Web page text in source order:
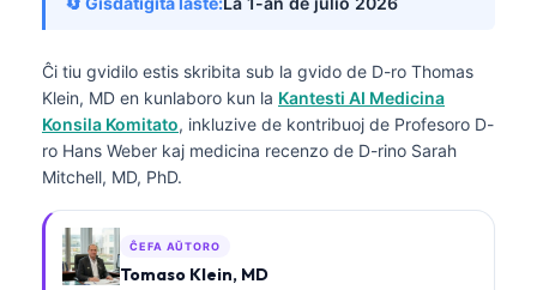
Ĉi tiu gvidilo estis skribita sub la gvido de D-ro Thomas
Klein, MD en kunlaboro kun la Kantesti AI Medicina
Konsila Komitato, inkluzive de kontribuoj de Profesoro D-
ro Hans Weber kaj medicina recenzo de D-rino Sarah
Mitchell, MD, PhD.
ĈEFA AŬTORO
Tomaso Klein, MD